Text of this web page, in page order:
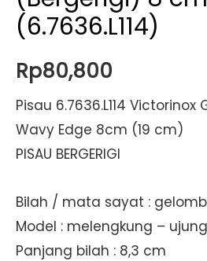
(6.7636.L114)
Rp80,800
Pisau 6.7636.L114
Wavy Edge 8cm (19 cm)
PISAU BERGERIGI
Bilah / mata sayat :
Model : melengkung –
Panjang bilah : 8,3 cm